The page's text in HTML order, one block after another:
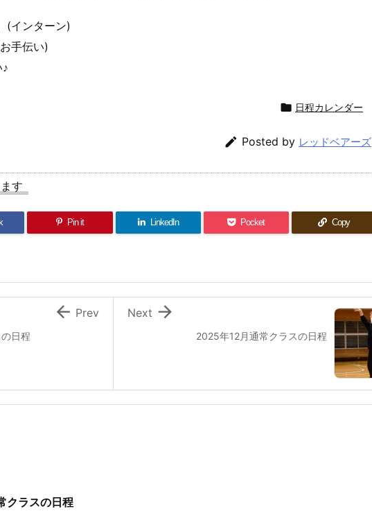
(インターン)
手伝い)
 日程カレンダー
 Posted by レッドベアーズ
す
Pin it LinkedIn Pocket Copy
2025年12月通常クラスの日程

Next
日程
 Prev
クラスの日程